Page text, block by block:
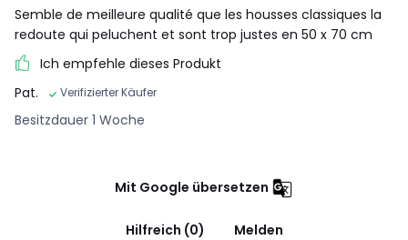
Semble de meilleure qualité que les housses classiques la
redoute qui peluchent et sont trop justes en 50 x 70 cm
Ich empfehle dieses Produkt
Pat.
Verifizierter Käufer
Besitzdauer 1 Woche
Mit Google übersetzen
Hilfreich (0)
Melden